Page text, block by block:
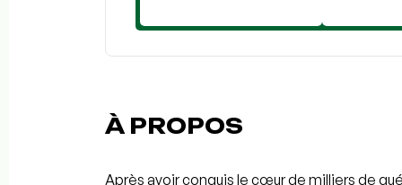
À PROPOS
Après avoir conquis le cœur de milliers de